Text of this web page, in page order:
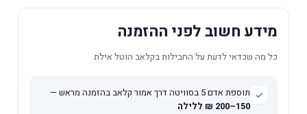
מידע חשוב לפני ההזמנה
כל מה שכדאי לדעת על החבילות בקלאב הוטל אילת
תוספת אדם 5 בסוויטה דרך אמור קלאב בהזמנה מראש —
150–200 ₪ ללילה